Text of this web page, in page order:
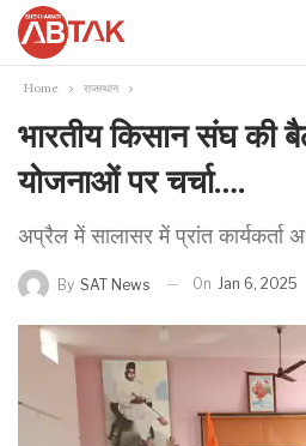
Home राजस्थान
भारतीय किसान संघ की
योजनाओं पर चर्चा….
अप्रैल में सालासर में प्रांत कार्यकर्ता
By SAT News On Jan 6, 2025